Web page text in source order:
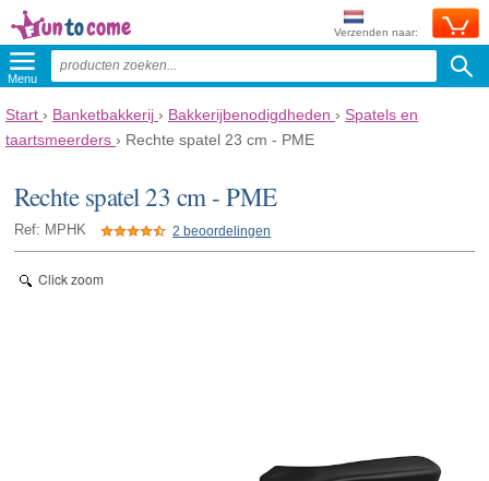
Verzenden naar:
Menu
Start › Banketbakkerij › Bakkerijbenodigdheden › Spatels en
taartsmeerders › Rechte spatel 23 cm - PME
Rechte spatel 23 cm - PME
Ref: MPHK 2 beoordelingen
Click zoom